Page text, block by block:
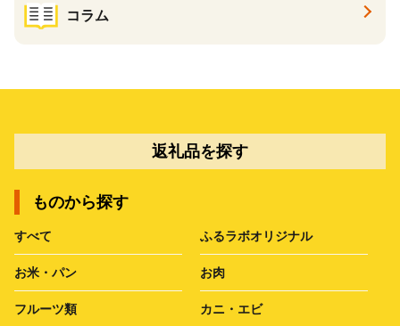
コラム
返礼品を探す
ものから探す
すべて ふるラボオリジナル
お米・パン お肉
フルーツ類 カニ・エビ